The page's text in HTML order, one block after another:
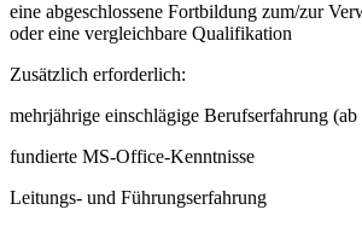
eine abgeschlossene Fortbildung zum/zur
oder eine vergleichbare Qualifikation
Zusätzlich erforderlich:
mehrjährige einschlägige Berufserfahrung (ab
fundierte MS-Office-Kenntnisse
Leitungs- und Führungserfahrung